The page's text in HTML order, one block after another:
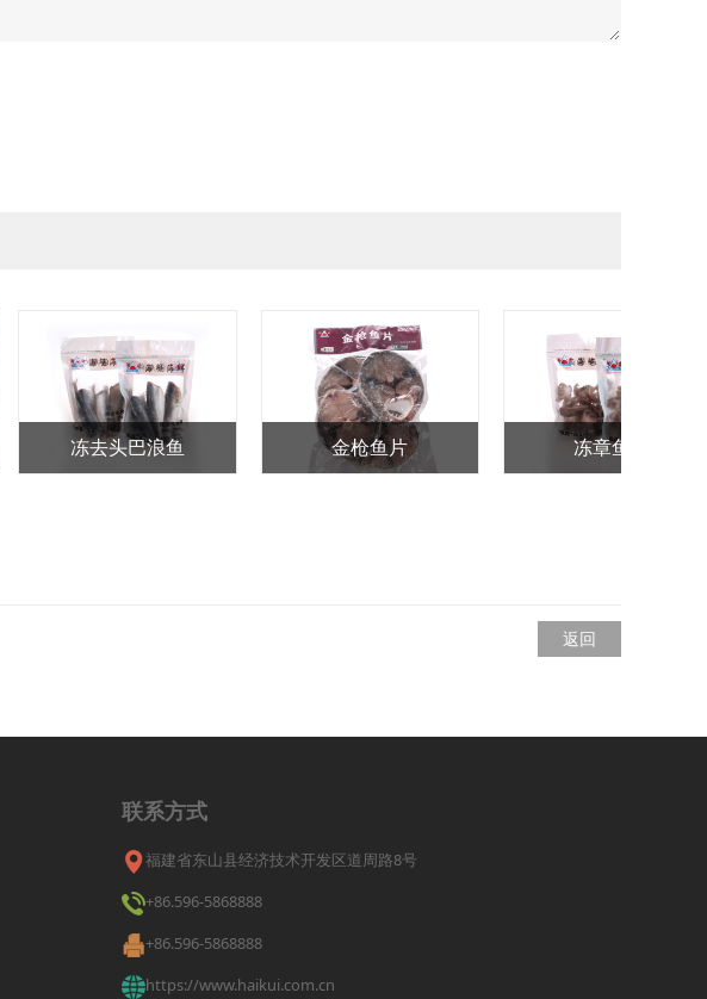
311红烧鲍鱼罐头
净重125g，固重38g
返回
联系方式
福建省东山县经济技术开发区道周路8号
+86.596-5868888
+86.596-5868888
https://www.haikui.com.cn